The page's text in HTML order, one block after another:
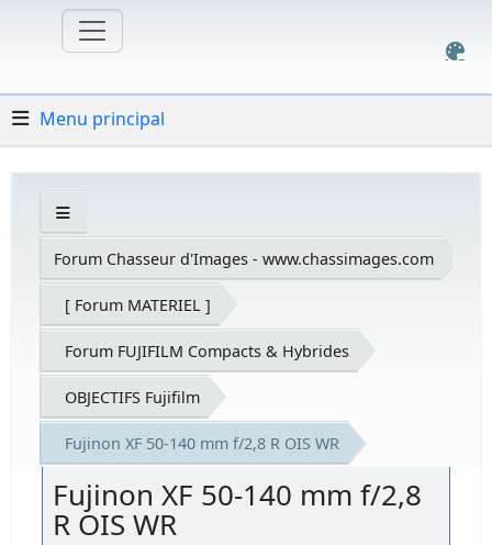
Menu principal
Forum Chasseur d'Images - www.chassimages.com
[ Forum MATERIEL ]
Forum FUJIFILM Compacts & Hybrides
OBJECTIFS Fujifilm
Fujinon XF 50-140 mm f/2,8 R OIS WR
Fujinon XF 50-140 mm f/2,8
R OIS WR